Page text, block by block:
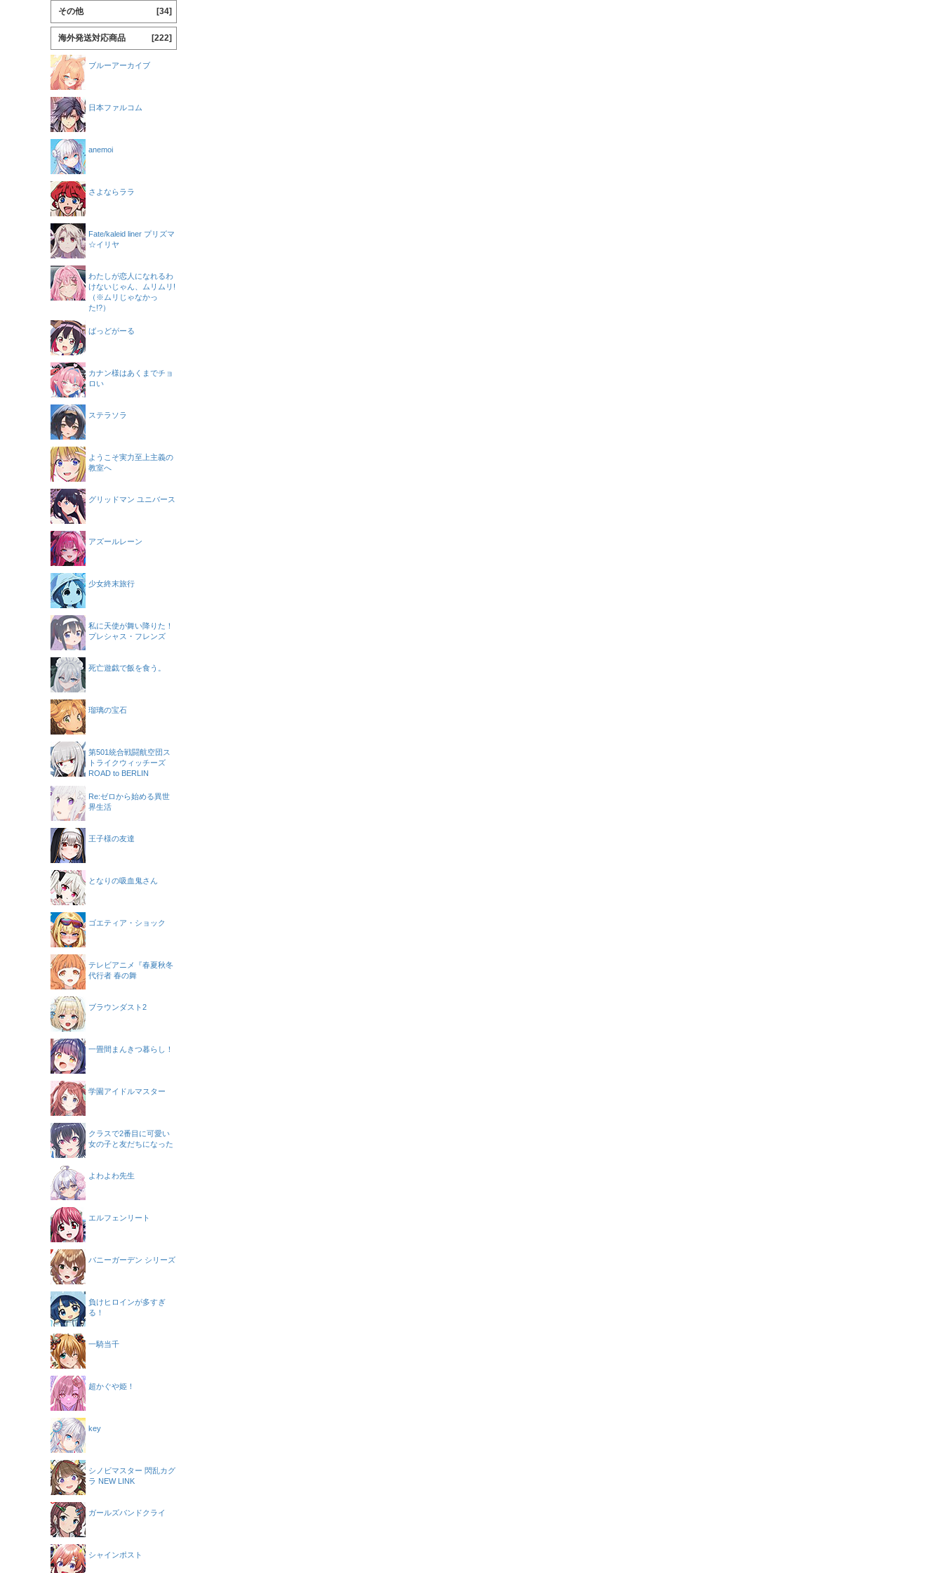
その他 [34]
海外発送対応商品 [222]
ブルーアーカイブ
日本ファルコム
anemoi
さよならララ
Fate/kaleid liner プリズマ
☆イリヤ
わたしが恋人になれるわ
けないじゃん、ムリムリ!
（※ムリじゃなかっ
た!?）
ばっどがーる
カナン様はあくまでチョ
ロい
ステラソラ
ようこそ実力至上主義の
教室へ
グリッドマン ユニバース
アズールレーン
少女終末旅行
私に天使が舞い降りた！
プレシャス・フレンズ
死亡遊戯で飯を食う。
瑠璃の宝石
第501統合戦闘航空団ス
トライクウィッチーズ
ROAD to BERLIN
Re:ゼロから始める異世
界生活
王子様の友達
となりの吸血鬼さん
ゴエティア・ショック
テレビアニメ『春夏秋冬
代行者 春の舞
ブラウンダスト2
一畳間まんきつ暮らし！
学園アイドルマスター
クラスで2番目に可愛い
女の子と友だちになった
よわよわ先生
エルフェンリート
バニーガーデン シリーズ
負けヒロインが多すぎ
る！
一騎当千
超かぐや姫！
key
シノビマスター 閃乱カグ
ラ NEW LINK
ガールズバンドクライ
シャインポスト